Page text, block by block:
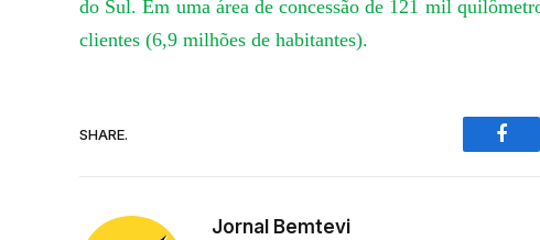
do Sul. Em uma área de concessão de 121 mil
clientes (6,9 milhões de habitantes).
SHARE.
Jornal Bemtevi